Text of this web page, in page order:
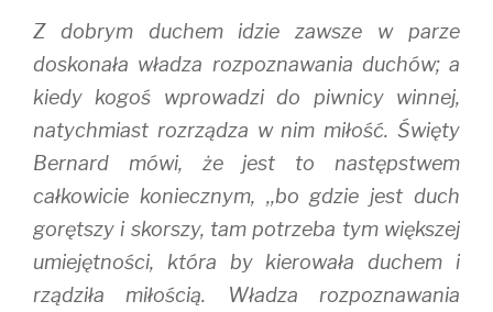
Z dobrym duchem idzie zawsze w parze
doskonała władza rozpoznawania duchów; a
kiedy kogoś wprowadzi do piwnicy winnej,
natychmiast rozrządza w nim miłość. Święty
Bernard mówi, że jest to następstwem
całkowicie koniecznym, ,,bo gdzie jest duch
gorętszy i skorszy, tam potrzeba tym większej
umiejętności, która by kierowała duchem i
rządziła miłością. Władza rozpoznawania